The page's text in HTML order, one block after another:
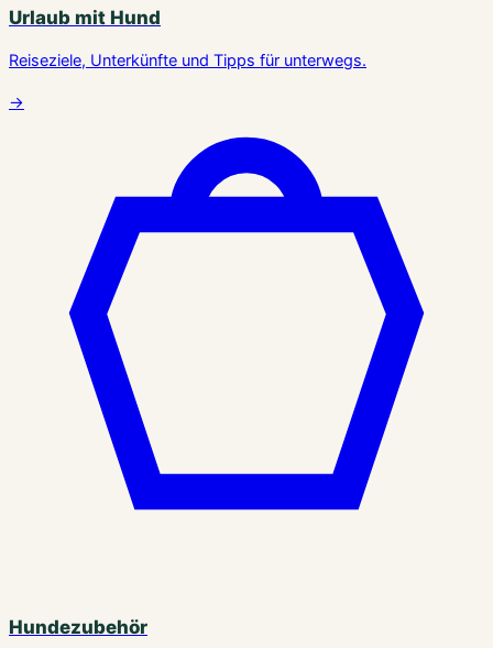
Urlaub mit Hund
Reiseziele, Unterkünfte und Tipps für unterwegs.
→
Hundezubehör